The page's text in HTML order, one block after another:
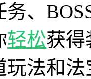
、
轻松获得
玩法和